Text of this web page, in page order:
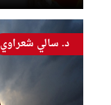
د. سالي شعراوي